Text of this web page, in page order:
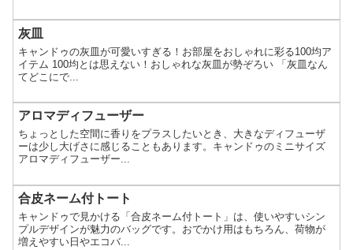
灰皿
キャンドゥの灰皿が可愛いすぎる！お部屋をおしゃれに彩る100均ア
イテム 100均とは思えない！おしゃれな灰皿が勢ぞろい 「灰皿なん
てどこにで...
アロマディフューザー
ちょっとした空間に香りをプラスしたいとき、大きなディフューザ
ーは少し大げさに感じることもあります。キャンドゥのミニサイズ
アロマディフューザー...
合皮ネーム付トート
キャンドゥで見かける「合皮ネーム付トート」は、使いやすいシン
プルデザインが魅力のバッグです。おでかけ用はもちろん、荷物が
増えやすい日やエコバ...